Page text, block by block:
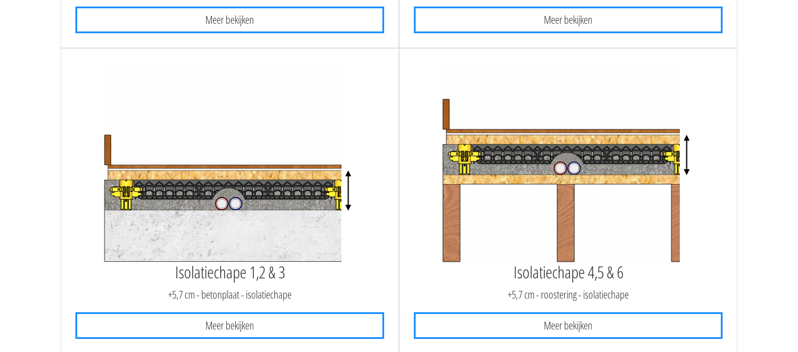
Meer bekijken Meer bekijken
Isolatiechape 1,2 & 3
+5,7 cm - betonplaat - isolatiechape
Meer bekijken
Isolatiechape 4,5 & 6
+5,7 cm - roostering - isolatiechape
Meer bekijken